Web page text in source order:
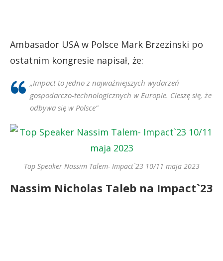
Ambasador USA w Polsce Mark Brzezinski po
ostatnim kongresie napisał, że:
„Impact to jedno z najważniejszych wydarzeń
gospodarczo-technologicznych w Europie. Cieszę się, że
odbywa się w Polsce”
Top Speaker Nassim Talem- Impact`23 10/11 maja 2023
Nassim Nicholas Taleb na Impact`23